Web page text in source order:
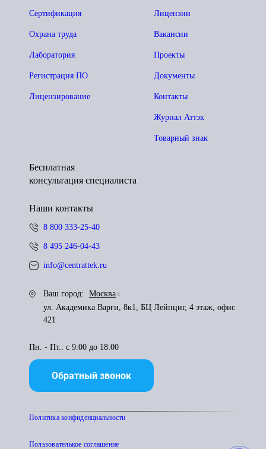
Лицензии
Вакансии
Проекты
Документы
Контакты
Журнал Аттэк
Товарный знак
Сертификация
Охрана труда
Лаборатория
Регистрация ПО
Лицензирование
Бесплатная
консультация специалиста
Наши контакты
8 800 333-25-40
8 495 246-04-43
info@centrattek.ru
Ваш город:
Москва
ул. Академика Варги, 8к1, БЦ Лейпциг, 4 этаж, офис
421
Пн. - Пт.: с 9:00 до 18:00
Обратный звонок
Политика конфиденциальности
Пользователькое соглашение